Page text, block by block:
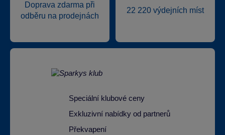
Doprava zdarma při
odběru na prodejnách
22 220 výdejních míst
Speciální klubové ceny
Exkluzivní nabídky od partnerů
Překvapení